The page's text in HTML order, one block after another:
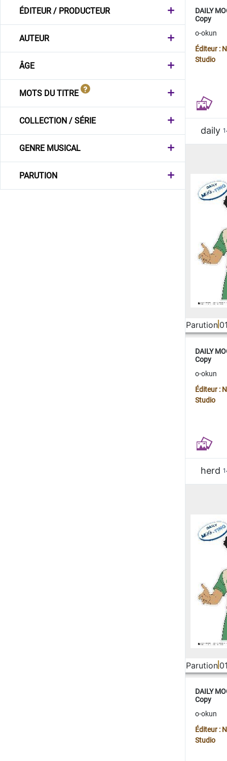
ÉDITEUR / PRODUCTEUR
AUTEUR
ÂGE
MOTS DU TITRE
COLLECTION / SÉRIE
GENRE MUSICAL
PARUTION
DAILY
Copy
o-okun
Éditeur :
Studio
daily
Parution
DAILY
Copy
o-okun
Éditeur :
Studio
herd
Parution
DAILY
Copy
o-okun
Éditeur :
Studio